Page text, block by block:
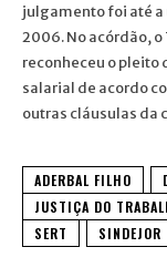
julgamento foi até
2006. No acórdão,
reconheceu o pleito
salarial de acordo
outras cláusulas da
ADERBAL FILHO
JUSTIÇA DO
SERT
SINDEJOR